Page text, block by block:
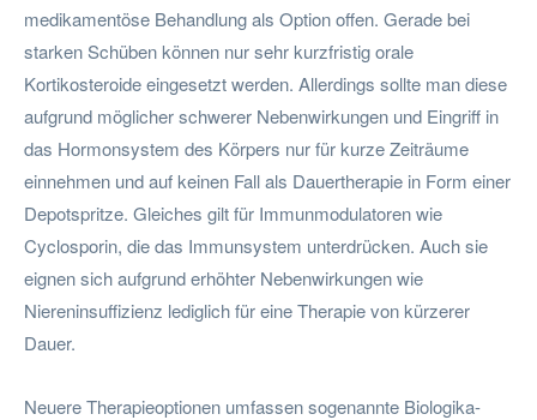
medikamentöse Behandlung als Option offen. Gerade bei
starken Schüben können nur sehr kurzfristig orale
Kortikosteroide eingesetzt werden. Allerdings sollte man diese
aufgrund möglicher schwerer Nebenwirkungen und Eingriff in
das Hormonsystem des Körpers nur für kurze Zeiträume
einnehmen und auf keinen Fall als Dauertherapie in Form einer
Depotspritze. Gleiches gilt für Immunmodulatoren wie
Cyclosporin, die das Immunsystem unterdrücken. Auch sie
eignen sich aufgrund erhöhter Nebenwirkungen wie
Niereninsuffizienz lediglich für eine Therapie von kürzerer
Dauer.
Neuere Therapieoptionen umfassen sogenannte Biologika-